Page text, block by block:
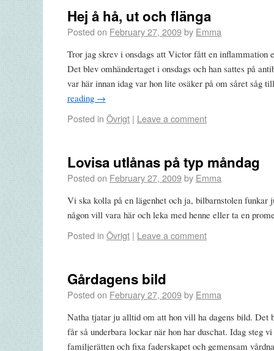
Hej å hå, ut och flänga
Posted on February 27, 2009by Emma
Tror jag skrev i onsdags att Victor fått en inflammation
Det blev omhändertaget i onsdags och han sattes på
var här innan idag var hon lite osäker på om såret
reading →
Posted in Övrigt | Leave a comment
Lovisa utlånas på typ måndag
Posted on February 27, 2009by Emma
Vi ska kolla på en lägenhet och ja, bilbarnstolen funkar
någon vill vara här och leka med henne eller ta en
Posted in Övrigt | Leave a comment
Gårdagens bild
Posted on February 27, 2009by Emma
Natha tjatar ju alltid om att hon vill ha dagens bild. Det
får så underbara lockar när hon har duschat. Idag steg
familjerätten och fixa faderskapet och gemensam